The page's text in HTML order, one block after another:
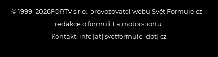
© 1999–2026FORTV s.r.o., provozovatel webu Svět Formule.cz –
redakce o formuli 1 a motorsportu.
Kontakt: info [at] svetformule [dot] cz